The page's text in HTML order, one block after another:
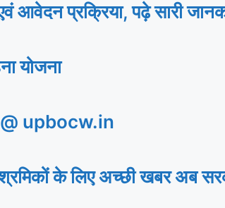
प्रक्रिया, पढ़े सारी
योजना
upbocw.in
के लिए अच्छी खबर अब